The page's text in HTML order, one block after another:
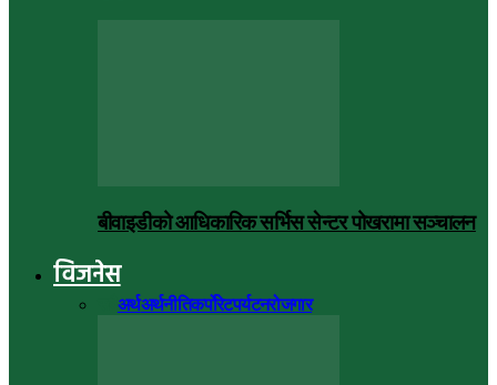
बीवाइडीको आधिकारिक सर्भिस सेन्टर पोखरामा सञ्चालन
विजनेस
अर्थअर्थनीतिकर्पोरेटपर्यटनरोजगार